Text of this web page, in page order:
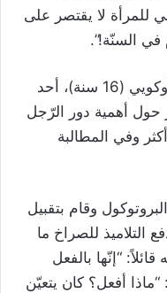
للمرأة لا يقتصر على
السنّة!”.
وفي هذا السياق، دعت ميغان، آكر أوكويي (16 سنة)، أحد
حول أهمية دور الرّجل
وفي المطالبة
وقام بتقبيل
للصراخ ما
“إنّها بالفعل
أفعل؟ كان يتعيّن